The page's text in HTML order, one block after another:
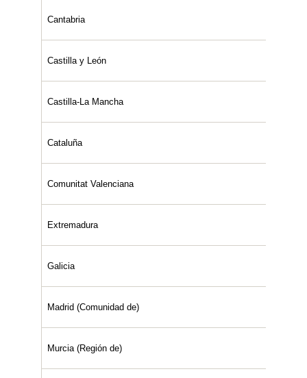
Cantabria
Castilla y León
Castilla-La Mancha
Cataluña
Comunitat Valenciana
Extremadura
Galicia
Madrid (Comunidad de)
Murcia (Región de)